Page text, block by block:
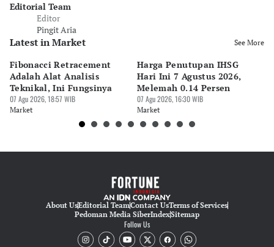
Editorial Team
Editor
Pingit Aria
Latest in Market See More
Fibonacci Retracement
Adalah Alat Analisis
Teknikal, Ini Fungsinya
07 Agu 2026, 18:57 WIB
Market
Harga Penutupan IHSG
Hari Ini 7 Agustus 2026,
Melemah 0.14 Persen
07 Agu 2026, 16:30 WIB
Market
About UsEditorial TeamContact UsTerms of Services
Pedoman Media SiberIndexSitemap
Follow Us